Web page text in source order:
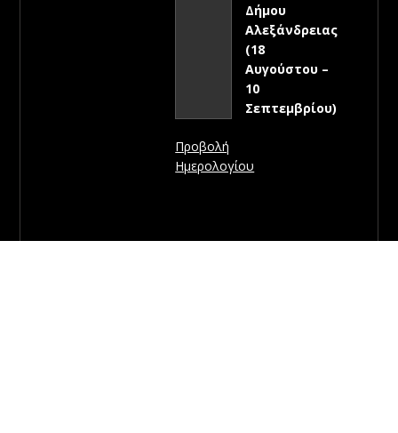
Δήμου
Αλεξάνδρειας
(18
Αυγούστου –
10
Σεπτεμβρίου)